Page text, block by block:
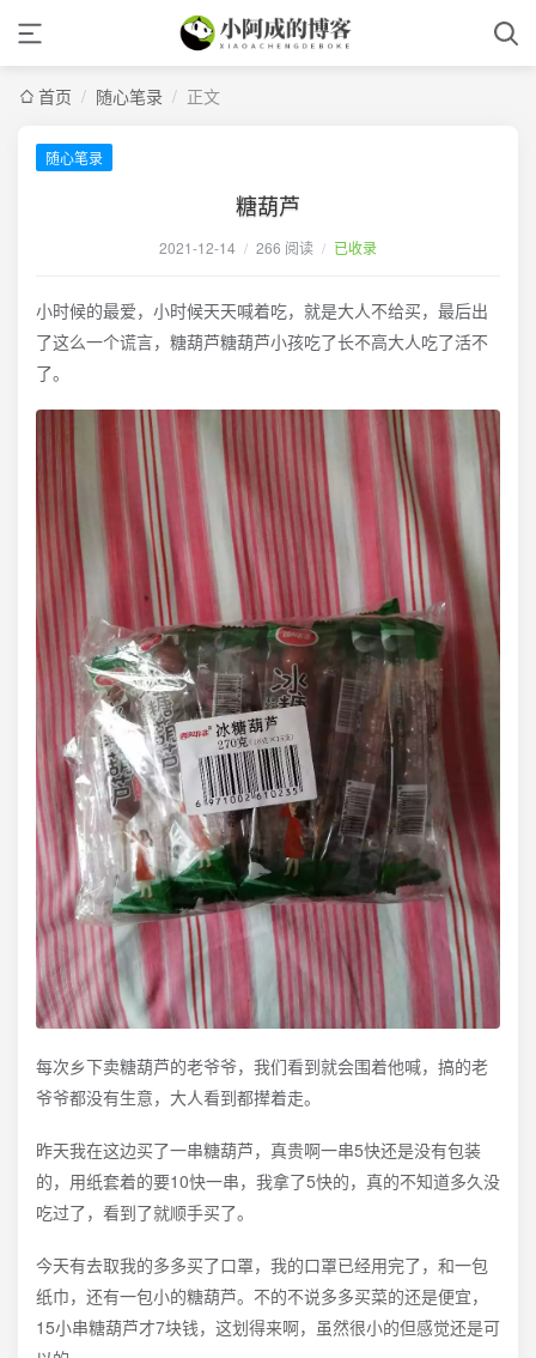
首页 / 随心笔录 / 正文
随心笔录
糖葫芦
2021-12-14 / 266 阅读 / 已收录
小时候的最爱，小时候天天喊着吃，就是大人不给买，最后出
了这么一个谎言，糖葫芦糖葫芦小孩吃了长不高大人吃了活不
了。
每次乡下卖糖葫芦的老爷爷，我们看到就会围着他喊，搞的老
爷爷都没有生意，大人看到都撵着走。
昨天我在这边买了一串糖葫芦，真贵啊一串5快还是没有包装
的，用纸套着的要10快一串，我拿了5快的，真的不知道多久没
吃过了，看到了就顺手买了。
今天有去取我的多多买了口罩，我的口罩已经用完了，和一包
纸巾，还有一包小的糖葫芦。不的不说多多买菜的还是便宜，
15小串糖葫芦才7块钱，这划得来啊，虽然很小的但感觉还是可